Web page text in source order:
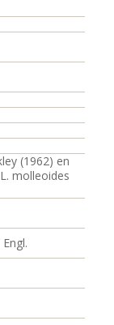
(1962) en
molleoides